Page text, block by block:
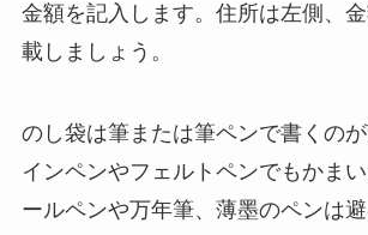
金額を記入します。住所は左側、
載しましょう。
のし袋は筆または筆ペンで書くの
インペンやフェルトペンでもかま
ールペンや万年筆、薄墨のペンは